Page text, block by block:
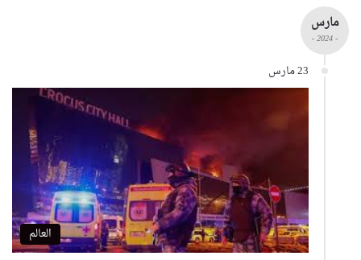
مارس
- 2024 -
23 مارس
العالم